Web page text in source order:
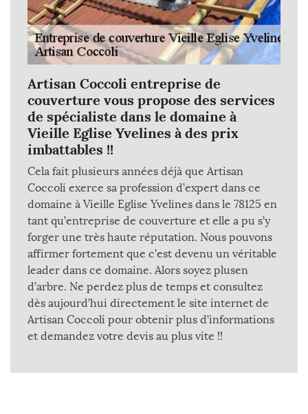
Artisan Coccoli entreprise de
couverture vous propose des services
de spécialiste dans le domaine à
Vieille Eglise Yvelines à des prix
imbattables !!
Cela fait plusieurs années déjà que Artisan
Coccoli exerce sa profession d’expert dans ce
domaine à Vieille Eglise Yvelines dans le 78125 en
tant qu’entreprise de couverture et elle a pu s’y
forger une très haute réputation. Nous pouvons
affirmer fortement que c’est devenu un véritable
leader dans ce domaine. Alors soyez plusen
d’arbre. Ne perdez plus de temps et consultez
dès aujourd’hui directement le site internet de
Artisan Coccoli pour obtenir plus d’informations
et demandez votre devis au plus vite !!